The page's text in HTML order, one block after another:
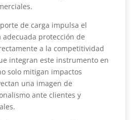
de carga impulsa el
protección de
a la competitividad
integran este instrumento en
solo mitigan impactos
una imagen de
ante clientes y